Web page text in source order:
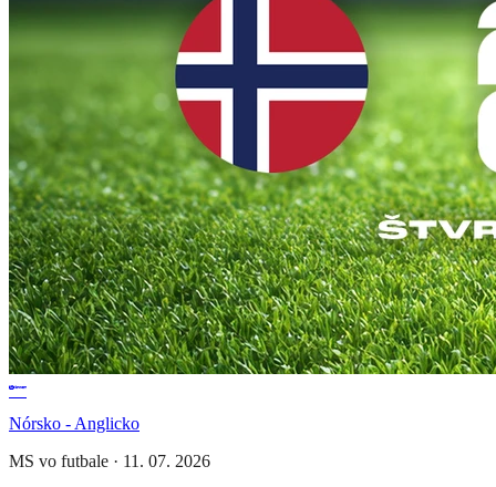
Nórsko - Anglicko
MS vo futbale · 11. 07. 2026